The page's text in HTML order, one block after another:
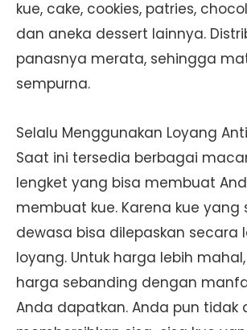
kue, cake, cookies, patries,
dan aneka dessert lainnya.
panasnya merata, sehingga
sempurna.
Selalu Menggunakan Loyang
Saat ini tersedia berbagai
lengket yang bisa membuat
membuat kue. Karena kue yang
dewasa bisa dilepaskan secara
loyang. Untuk harga lebih
harga sebanding dengan
Anda dapatkan. Anda pun tidak